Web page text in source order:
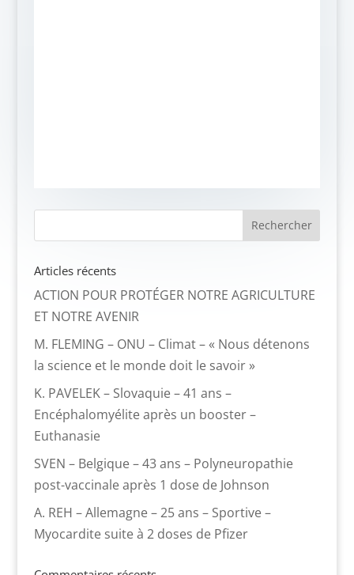
Articles récents
ACTION POUR PROTÉGER NOTRE AGRICULTURE
ET NOTRE AVENIR
M. FLEMING – ONU – Climat – « Nous détenons
la science et le monde doit le savoir »
K. PAVELEK – Slovaquie – 41 ans –
Encéphalomyélite après un booster –
Euthanasie
SVEN – Belgique – 43 ans – Polyneuropathie
post-vaccinale après 1 dose de Johnson
A. REH – Allemagne – 25 ans – Sportive –
Myocardite suite à 2 doses de Pfizer